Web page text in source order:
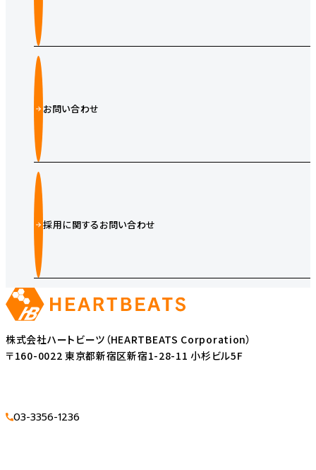
お問い合わせ
採用に関するお問い合わせ
株式会社ハートビーツ（HEARTBEATS Corporation）
〒160-0022 東京都新宿区新宿1-28-11 小杉ビル5F
03-3356-1236